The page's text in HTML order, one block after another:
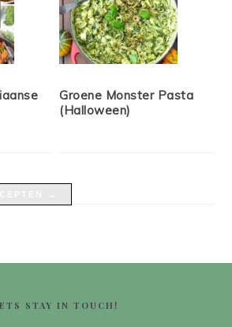
Groene Monster Pasta
(Halloween)
STAY IN TOUCH!